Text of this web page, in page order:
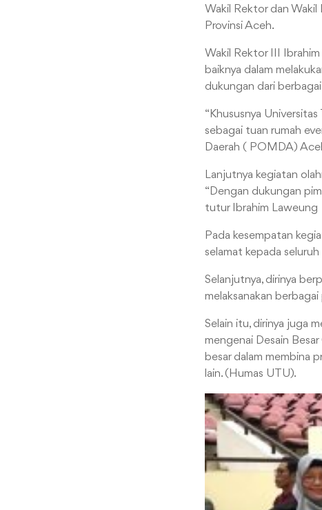
Wakil Rektor dan Wakil
Provinsi Aceh.
Wakil Rektor III
baiknya dalam
dukungan dari
“Khususnya
sebagai tuan rumah
Daerah ( POMDA)
Lanjutnya kegiatan
“Dengan dukungan
tutur Ibrahim Laweung
Pada kesempatan
selamat kepada
Selanjutnya, dirinya
melaksanakan
Selain itu, dirinya juga
mengenai Desain
besar dalam membina
lain. (Humas UTU).